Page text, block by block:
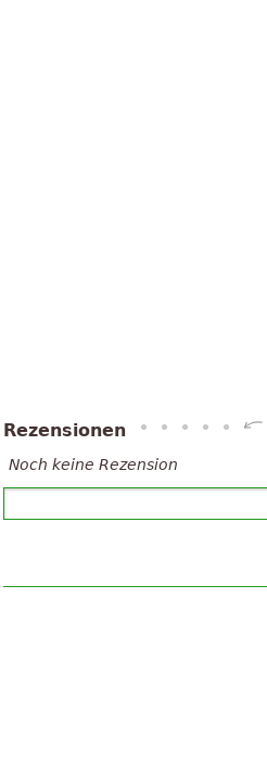
Rezensionen
Noch keine Rezension